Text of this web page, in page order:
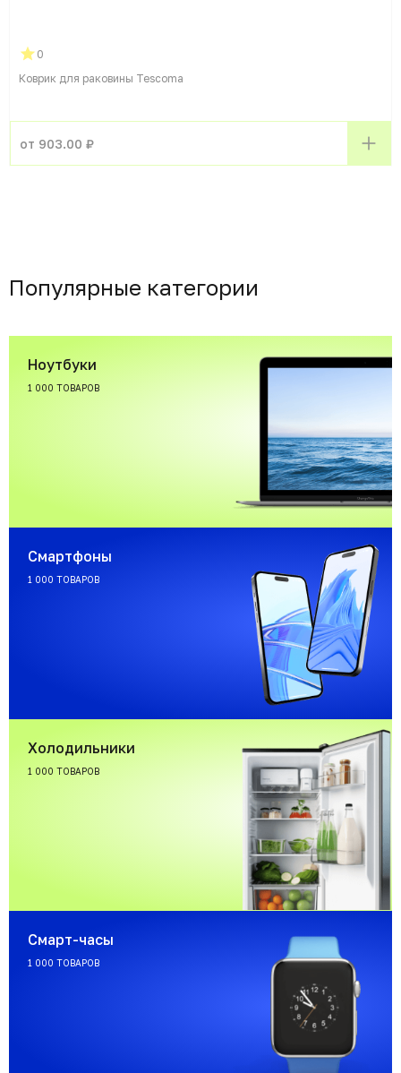
0
Коврик для раковины Tescoma
от 903.00 ₽
Популярные категории
Ноутбуки
1 000 ТОВАРОВ
Смартфоны
1 000 ТОВАРОВ
Холодильники
1 000 ТОВАРОВ
Смарт-часы
1 000 ТОВАРОВ